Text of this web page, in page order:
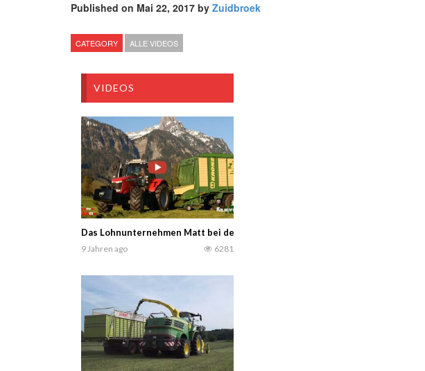
Published on Mai 22, 2017 by Zuidbroek
CATEGORY ALLE VIDEOS
VIDEOS
Das Lohnunternehmen Matt bei der Grasernte / MF | Krone | Strautmann
9 Jahren ago 6281